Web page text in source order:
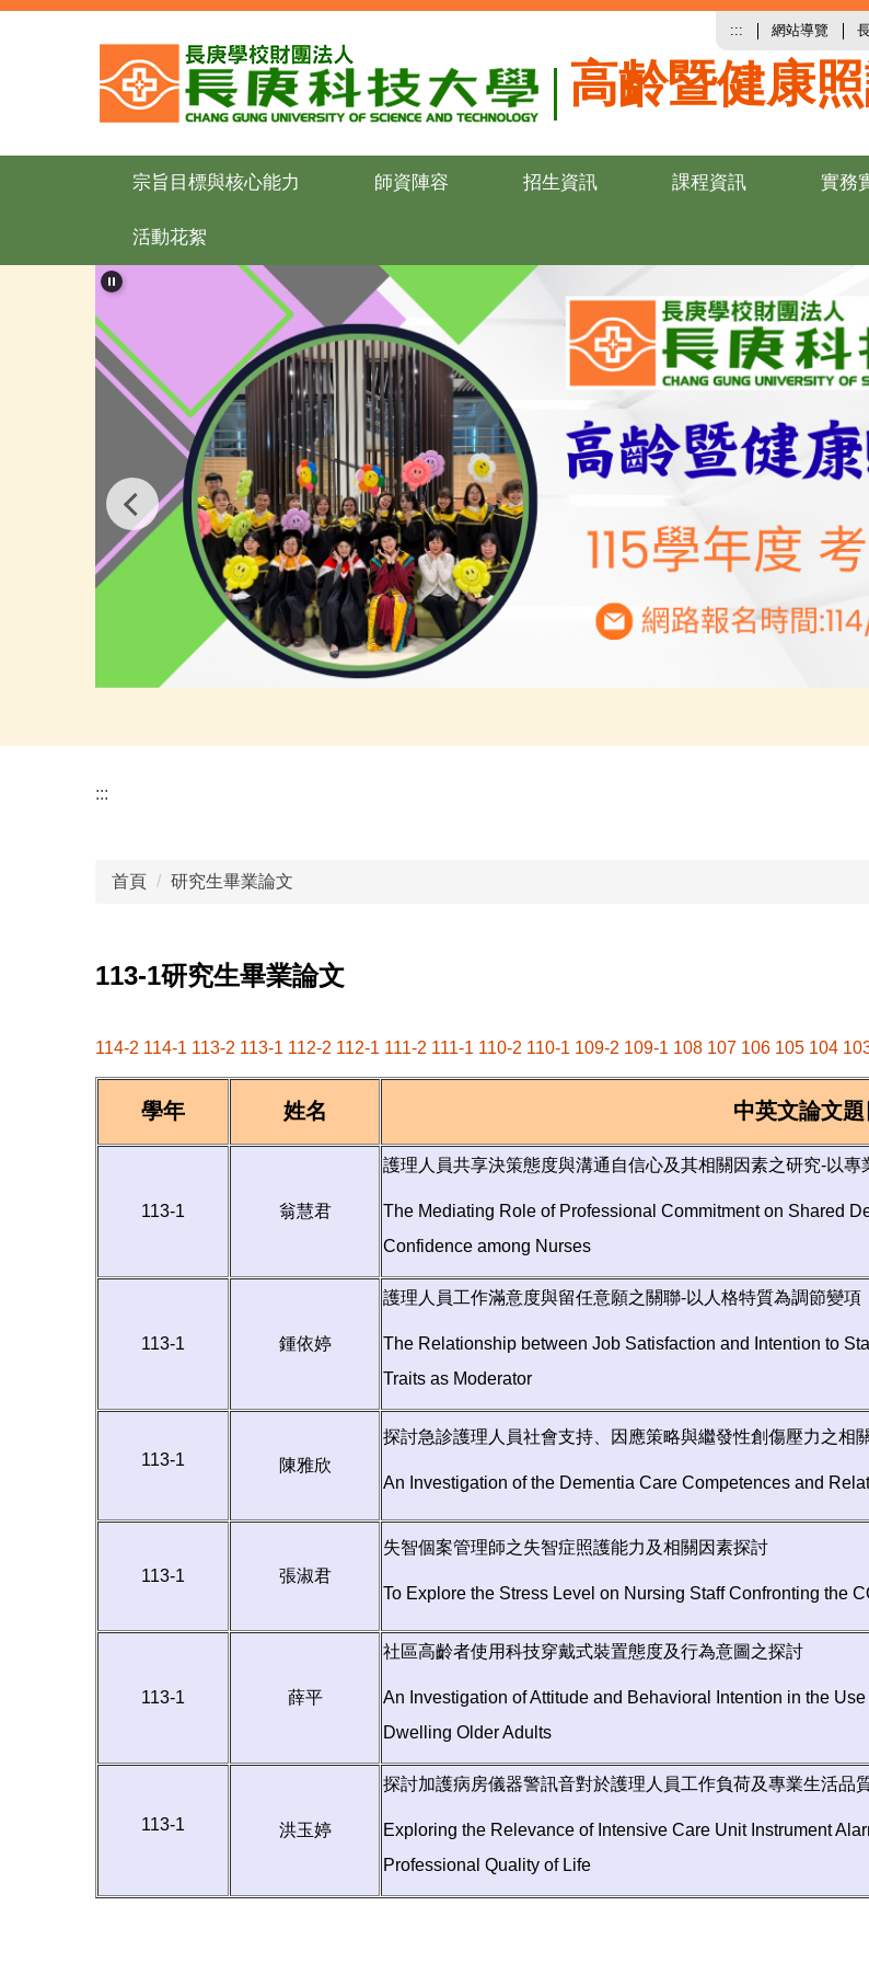
跳
高齡暨健康
::: 網站導覽
宗旨目標與核心能力 師資陣容 招生資訊 課程資訊 實務
活動花絮
:::
首頁 研究生畢業論文
113-1研究生畢業論文
114-2 114-1 113-2 113-1 112-2 112-1 111-2 111-1 110-2 110-1 109-2 109-1 108 107 106 105 104
學年 姓名 中英文論文題
113-1 翁慧君
護理人員共享決策態度與溝通自信心及其相關因素之研究-以專
The Mediating Role of Professional Commitment on Shared
Confidence among Nurses
113-1 鍾依婷
護理人員工作滿意度與留任意願之關聯-以人格特質為調節變項
The Relationship between Job Satisfaction and Intention to
Traits as Moderator
113-1 陳雅欣
探討急診護理人員社會支持、因應策略與繼發性創傷壓力之相
An Investigation of the Dementia Care Competences and
113-1 張淑君
失智個案管理師之失智症照護能力及相關因素探討
To Explore the Stress Level on Nursing Staff Confronting the
113-1 薛平
社區高齡者使用科技穿戴式裝置態度及行為意圖之探討
An Investigation of Attitude and Behavioral Intention in the
Dwelling Older Adults
113-1 洪玉婷
探討加護病房儀器警訊音對於護理人員工作負荷及專業生活品
Exploring the Relevance of Intensive Care Unit Instrument
Professional Quality of Life